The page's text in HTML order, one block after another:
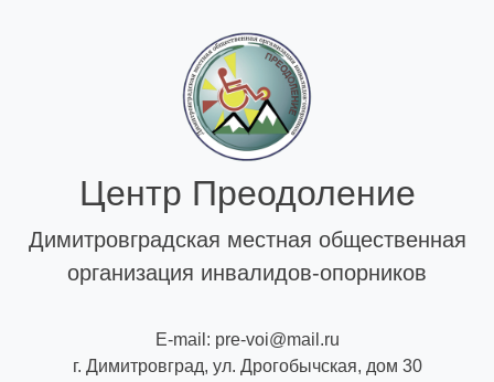
Центр Преодоление
Димитровградская местная общественная
организация инвалидов-опорников
E-mail: pre-voi@mail.ru
г. Димитровград, ул. Дрогобычская, дом 30